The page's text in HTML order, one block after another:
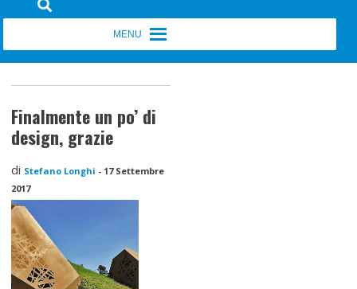
Finalmente un po’ di
design, grazie
di Stefano Longhi - 17 Settembre
2017